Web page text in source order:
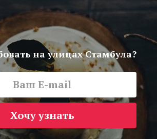
на улицах Стамбула?
Хочу узнать